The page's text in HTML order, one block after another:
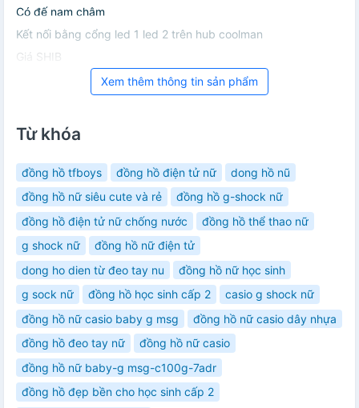
Có đế nam châm
Kết nối bằng cổng led 1 led 2 trên hub coolman
Giá SHIB
Xem thêm thông tin sản phẩm
Từ khóa
đồng hồ tfboys đồng hồ điện tử nữ
dong hồ nũ
đồng hồ nữ siêu cute và rẻ
đồng hồ g-shock nữ
đồng hồ điện tử nữ chống nước
đồng hồ thể thao nữ
g shock nữ
đồng hồ nữ điện tử
dong ho dien từ đeo tay nu
đồng hồ nữ học sinh
g sock nữ
đồng hồ học sinh cấp 2
casio g shock nữ
đồng hồ nữ casio baby g msg
đồng hồ nữ casio dây nhựa
đồng hồ đeo tay nữ
đồng hồ nữ casio
đồng hồ nữ baby-g msg-c100g-7adr
đồng hồ đẹp bền cho học sinh cấp 2